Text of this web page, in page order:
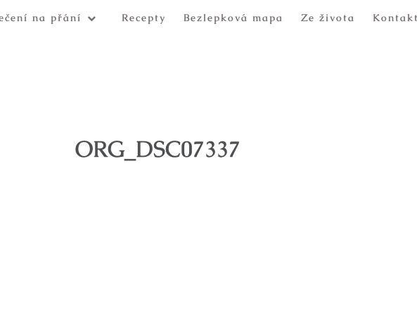
na přání Recepty Bezlepková mapa Ze života Kontakt
ORG_DSC07337